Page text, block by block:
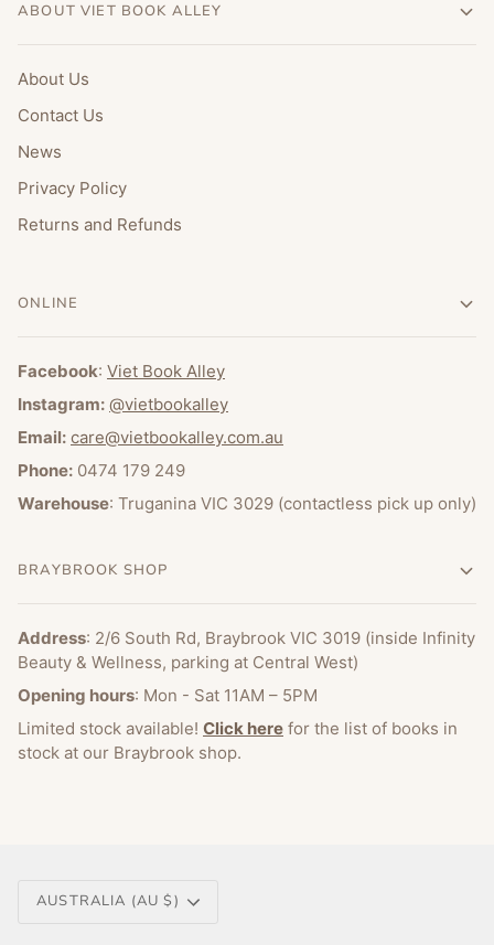
ABOUT VIET BOOK ALLEY
About Us
Contact Us
News
Privacy Policy
Returns and Refunds
ONLINE
Facebook: Viet Book Alley
Instagram: @vietbookalley
Email: care@vietbookalley.com.au
Phone: 0474 179 249
Warehouse: Truganina VIC 3029 (contactless pick up only)
BRAYBROOK SHOP
Address: 2/6 South Rd, Braybrook VIC 3019 (inside Infinity
Beauty & Wellness, parking at Central West)
Opening hours: Mon - Sat 11AM – 5PM
Limited stock available! Click here for the list of books in
stock at our Braybrook shop.
Currency
AUSTRALIA (AU $)